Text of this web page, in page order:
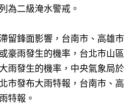
為二級淹水警戒。
留鋒面影響，台南市、高雄市
豪雨發生的機率，台北市山區
雨發生的機率，中央氣象局於
市發布大雨特報，台南市、高
特報。